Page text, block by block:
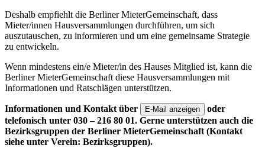
Deshalb empfiehlt die Berliner MieterGemeinschaft, dass
Mieter/innen Hausversammlungen durchführen, um sich
auszutauschen, zu informieren und um eine gemeinsame Strategie
zu entwickeln.
Wenn mindestens ein/e Mieter/in des Hauses Mitglied ist, kann die
Berliner MieterGemeinschaft diese Hausversammlungen mit
Informationen und Ratschlägen unterstützen.
Informationen und Kontakt über E-Mail anzeigen
oder
telefonisch unter 030 – 216 80 01. Gerne unterstützen auch die
Bezirksgruppen der Berliner MieterGemeinschaft (Kontakt
siehe unter Verein: Bezirksgruppen).